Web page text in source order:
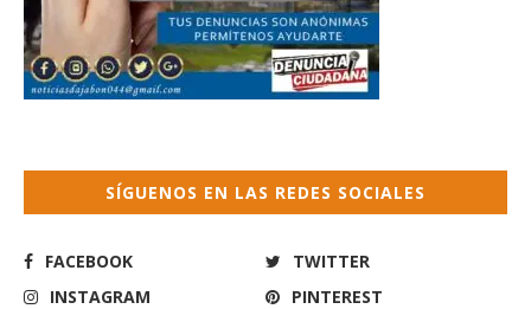
SÍGUENOS EN LAS REDES SOCIALES
FACEBOOK
TWITTER
INSTAGRAM
PINTEREST